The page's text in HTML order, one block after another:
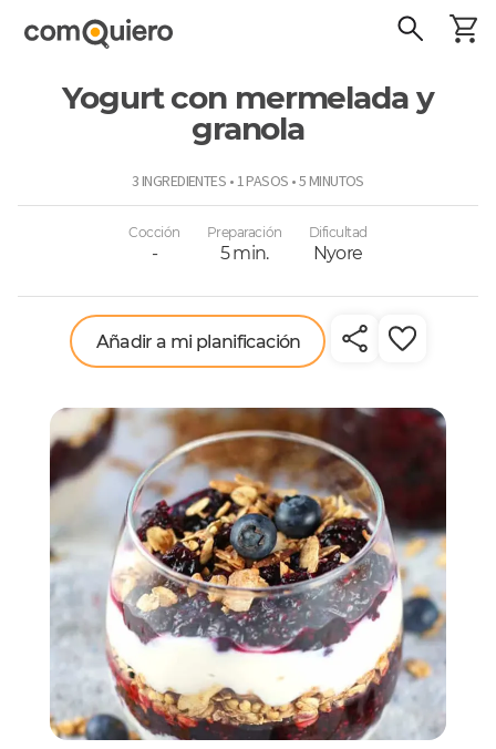
Yogurt con mermelada y
granola
3 INGREDIENTES • 1 PASOS • 5 MINUTOS
Cocción
-
Preparación
5 min.
Dificultad
Nyore
Añadir a mi planificación